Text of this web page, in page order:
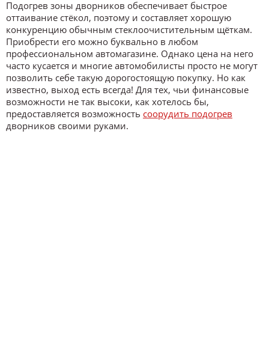
Подогрев зоны дворников обеспечивает быстрое
оттаивание стёкол, поэтому и составляет хорошую
конкуренцию обычным стеклоочистительным щёткам.
Приобрести его можно буквально в любом
профессиональном автомагазине. Однако цена на него
часто кусается и многие автомобилисты просто не могут
позволить себе такую дорогостоящую покупку. Но как
известно, выход есть всегда! Для тех, чьи финансовые
возможности не так высоки, как хотелось бы,
предоставляется возможность соорудить подогрев
дворников своими руками.